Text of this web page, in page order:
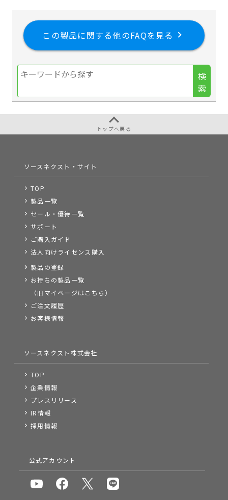
この製品に関する他のFAQを見る
検
索
トップへ戻る
ソースネクスト・サイト
TOP
製品一覧
セール・優待一覧
サポート
ご購入ガイド
法人向けライセンス購入
製品の登録
お持ちの製品一覧
（旧マイページはこちら）
ご注文履歴
お客様情報
ソースネクスト株式会社
TOP
企業情報
プレスリリース
IR情報
採用情報
公式アカウント